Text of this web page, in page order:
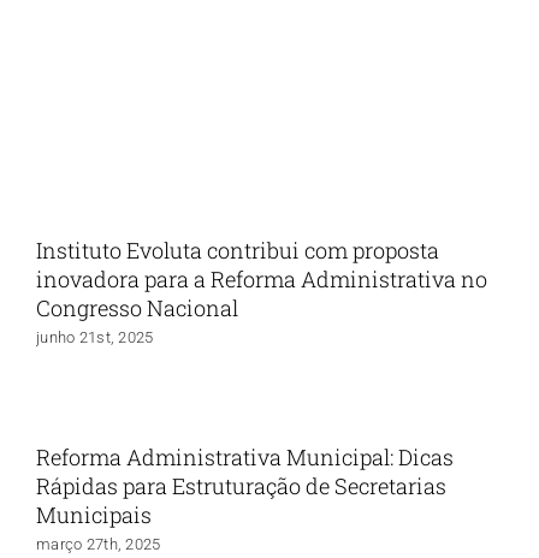
Instituto Evoluta contribui com proposta
inovadora para a Reforma Administrativa no
Congresso Nacional
junho 21st, 2025
Reforma Administrativa Municipal: Dicas
Rápidas para Estruturação de Secretarias
Municipais
março 27th, 2025